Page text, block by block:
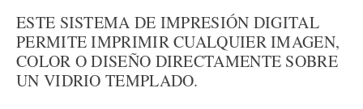
ESTE SISTEMA DE IMPRESIÓN DIGITAL
PERMITE IMPRIMIR CUALQUIER IMAGEN,
COLOR O DISEÑO DIRECTAMENTE SOBRE
UN VIDRIO TEMPLADO.